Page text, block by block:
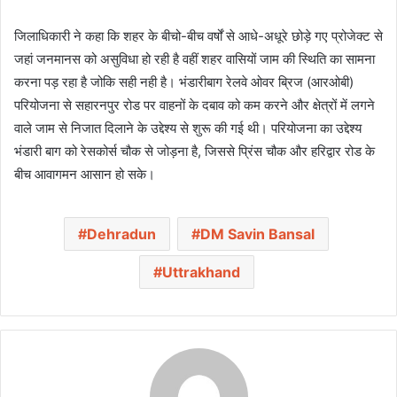
जिलाधिकारी ने कहा कि शहर के बीचो-बीच वर्षों से आधे-अधूरे छोड़े गए प्रोजेक्ट से
जहां जनमानस को असुविधा हो रही है वहीं शहर वासियों जाम की स्थिति का सामना
करना पड़ रहा है जोकि सही नही है। भंडारीबाग रेलवे ओवर ब्रिज (आरओबी)
परियोजना से सहारनपुर रोड पर वाहनों के दबाव को कम करने और क्षेत्रों में लगने
वाले जाम से निजात दिलाने के उद्देश्य से शुरू की गई थी। परियोजना का उद्देश्य
भंडारी बाग को रेसकोर्स चौक से जोड़ना है, जिससे प्रिंस चौक और हरिद्वार रोड के
बीच आवागमन आसान हो सके।
Dehradun DM Savin Bansal
Uttrakhand